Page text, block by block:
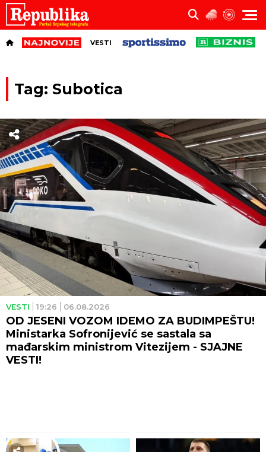
VESTI
Tag: Subotica
VESTI 19:26 06.08.2026
OD JESENI VOZOM IDEMO ZA BUDIMPEŠTU!
Ministarka Sofronijević se sastala sa
mađarskim ministrom Vitezijem - SJAJNE
VESTI!